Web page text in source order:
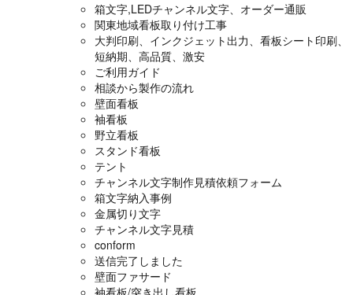
箱文字,LEDチャンネル文字、オーダー通販
関東地域看板取り付け工事
大判印刷、インクジェット出力、看板シート印刷、
短納期、高品質、激安
ご利用ガイド
相談から製作の流れ
壁面看板
袖看板
野立看板
スタンド看板
テント
チャンネル文字制作見積依頼フォーム
箱文字納入事例
金属切り文字
チャンネル文字見積
conform
送信完了しました
壁面ファサード
袖看板/突き出し看板